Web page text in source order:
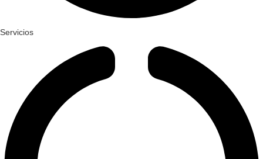
Servicios